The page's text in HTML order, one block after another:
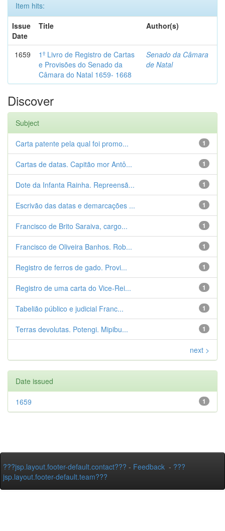
Item hits:
Issue
Date
Title Author(s)
1659
1º Livro de Registro de Cartas
e Provisões do Senado da
Câmara do Natal 1659- 1668
Senado da Câmara
de Natal
Discover
Subject
1
Carta patente pela qual foi promo...
1
Cartas de datas. Capitão mor Antô...
1
Dote da Infanta Rainha. Repreensã...
1
Escrivão das datas e demarcações ...
1
Francisco de Brito Saraiva, cargo...
1
Francisco de Oliveira Banhos. Rob...
1
Registro de ferros de gado. Provi...
1
Registro de uma carta do Vice-Rei...
1
Tabelião público e judicial Franc...
1
Terras devolutas. Potengi. Mipibu...
next >
Date issued
1
1659
???jsp.layout.footer-default.contact??? - Feedback - ???
jsp.layout.footer-default.team???